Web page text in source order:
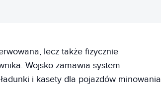
lecz także fizycznie
Wojsko zamawia system
i kasety dla pojazdów minowania